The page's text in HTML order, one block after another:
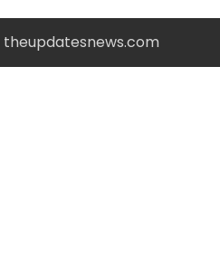
theupdatesnews.com